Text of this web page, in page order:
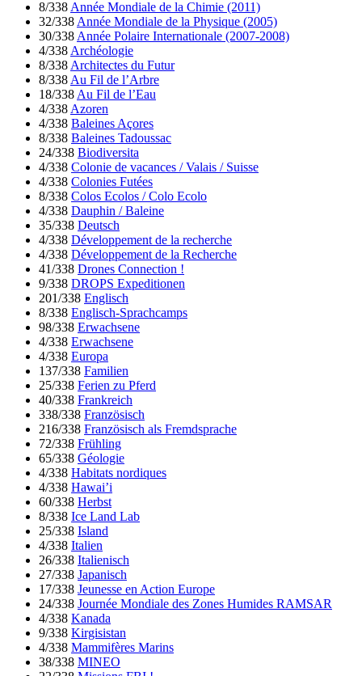
8/338 Année Mondiale de la Chimie (2011)
32/338 Année Mondiale de la Physique (2005)
30/338 Année Polaire Internationale (2007-2008)
4/338 Archéologie
8/338 Architectes du Futur
8/338 Au Fil de l’Arbre
18/338 Au Fil de l’Eau
4/338 Azoren
4/338 Baleines Açores
8/338 Baleines Tadoussac
24/338 Biodiversita
4/338 Colonie de vacances / Valais / Suisse
4/338 Colonies Futées
8/338 Colos Ecolos / Colo Ecolo
4/338 Dauphin / Baleine
35/338 Deutsch
4/338 Développement de la recherche
4/338 Développement de la Recherche
41/338 Drones Connection !
9/338 DROPS Expeditionen
201/338 Englisch
8/338 Englisch-Sprachcamps
98/338 Erwachsene
4/338 Erwachsene
4/338 Europa
137/338 Familien
25/338 Ferien zu Pferd
40/338 Frankreich
338/338 Französisch
216/338 Französisch als Fremdsprache
72/338 Frühling
65/338 Géologie
4/338 Habitats nordiques
4/338 Hawai’i
60/338 Herbst
8/338 Ice Land Lab
25/338 Island
4/338 Italien
26/338 Italienisch
27/338 Japanisch
17/338 Jeunesse en Action Europe
24/338 Journée Mondiale des Zones Humides RAMSAR
4/338 Kanada
9/338 Kirgisistan
4/338 Mammifères Marins
38/338 MINEO